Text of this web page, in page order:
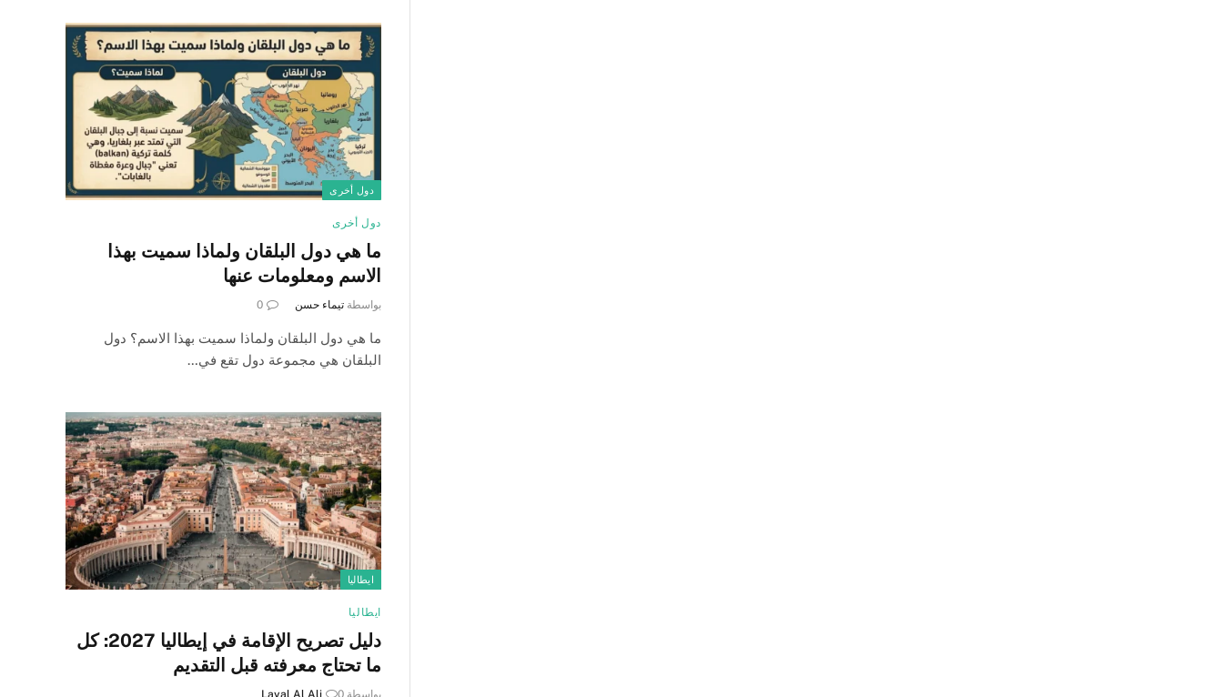
دول أخرى
دول أخرى
ما هي دول البلقان ولماذا سميت بهذا
الاسم ومعلومات عنها
بواسطة تيماء حسن 0
ما هي دول البلقان ولماذا سميت بهذا الاسم؟ دول
البلقان هي مجموعة دول تقع في…
ايطاليا
ايطاليا
دليل تصريح الإقامة في إيطاليا 2027: كل
ما تحتاج معرفته قبل التقديم
بواسطة Layal Al Ali 0